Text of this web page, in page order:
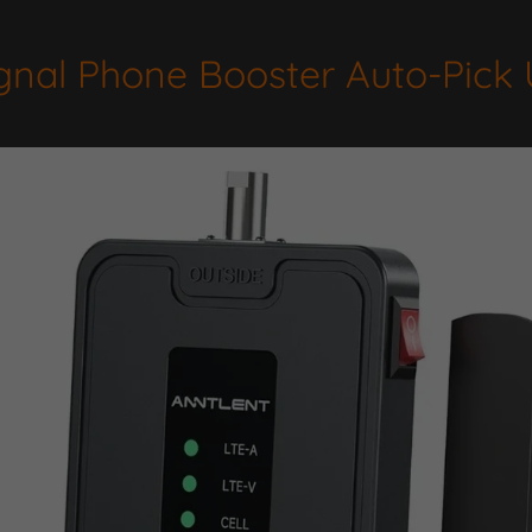
Phone Booster Auto-Pick